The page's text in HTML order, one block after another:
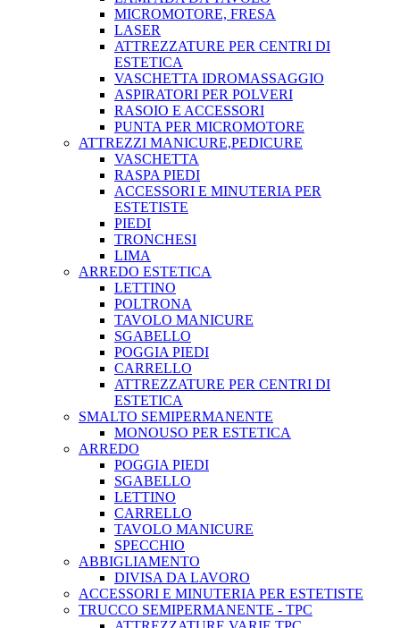
MICROMOTORE, FRESA
LASER
ATTREZZATURE PER CENTRI DI
ESTETICA
VASCHETTA IDROMASSAGGIO
ASPIRATORI PER POLVERI
RASOIO E ACCESSORI
PUNTA PER MICROMOTORE
ATTREZZI MANICURE,PEDICURE
VASCHETTA
RASPA PIEDI
ACCESSORI E MINUTERIA PER
ESTETISTE
PIEDI
TRONCHESI
LIMA
ARREDO ESTETICA
LETTINO
POLTRONA
TAVOLO MANICURE
SGABELLO
POGGIA PIEDI
CARRELLO
ATTREZZATURE PER CENTRI DI
ESTETICA
SMALTO SEMIPERMANENTE
MONOUSO PER ESTETICA
ARREDO
POGGIA PIEDI
SGABELLO
LETTINO
CARRELLO
TAVOLO MANICURE
SPECCHIO
ABBIGLIAMENTO
DIVISA DA LAVORO
ACCESSORI E MINUTERIA PER ESTETISTE
TRUCCO SEMIPERMANENTE - TPC